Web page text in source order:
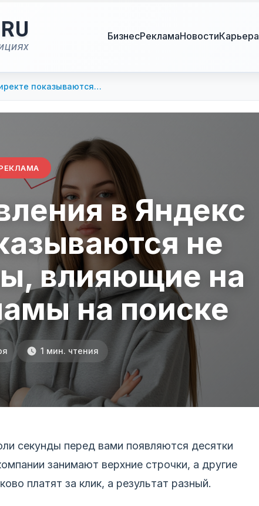
БизнесРекламаНовостиКарьера
показываются…
в Яндекс
не
влияющие на
на поиске
1 мин. чтения
секунды перед вами появляются десятки
занимают верхние строчки, а другие
платят за клик, а результат разный.